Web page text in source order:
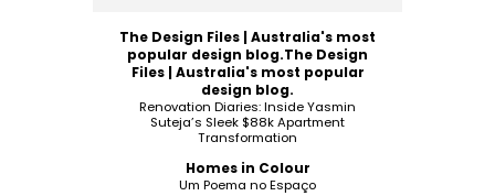
The Design Files | Australia's most
popular design blog.The Design
Files | Australia's most popular
design blog.
Renovation Diaries: Inside Yasmin
Suteja’s Sleek $88k Apartment
Transformation
Homes in Colour
Um Poema no Espaço